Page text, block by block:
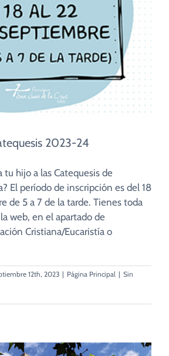
2023-24
tu hijo a las Catequesis de
El período de inscripción es del 18
de 5 a 7 de la tarde. Tienes toda
web, en el apartado de
Cristiana/Eucaristía o
12th, 2023 | Página Principal | Sin